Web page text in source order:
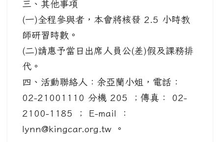
三、其他事項
(一)全程參與者，本會將核發 2.5 小時教
師研習時數。
(二)請惠予當日出席人員公(差)假及課務排
代。
四、活動聯絡人：余亞蘭小姐，電話：
02-21001110 分機 205 ；傳真： 02-
2100-1185 ； E-mail ：
lynn@kingcar.org.tw 。